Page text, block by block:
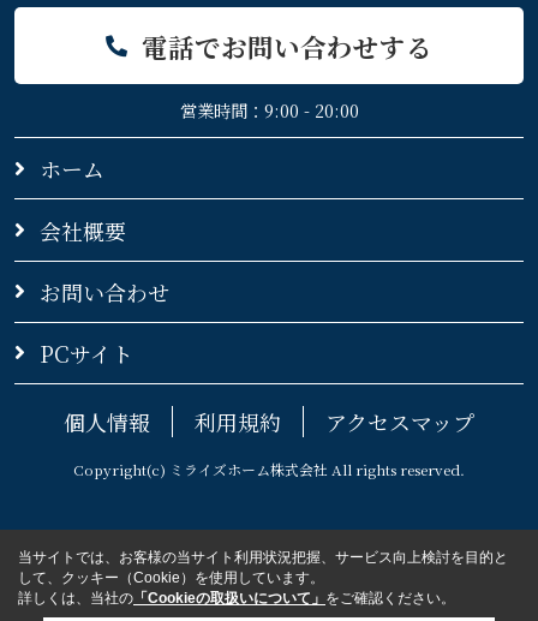
電話でお問い合わせする
営業時間：9:00 - 20:00
ホーム
会社概要
お問い合わせ
PCサイト
個人情報 利用規約 アクセスマップ
Copyright(c) ミライズホーム株式会社 All rights reserved.
当サイトでは、お客様の当サイト利用状況把握、サービス向上検討を目的と
して、クッキー（Cookie）を使用しています。
詳しくは、当社の 「Cookieの取扱いについて」 をご確認ください。